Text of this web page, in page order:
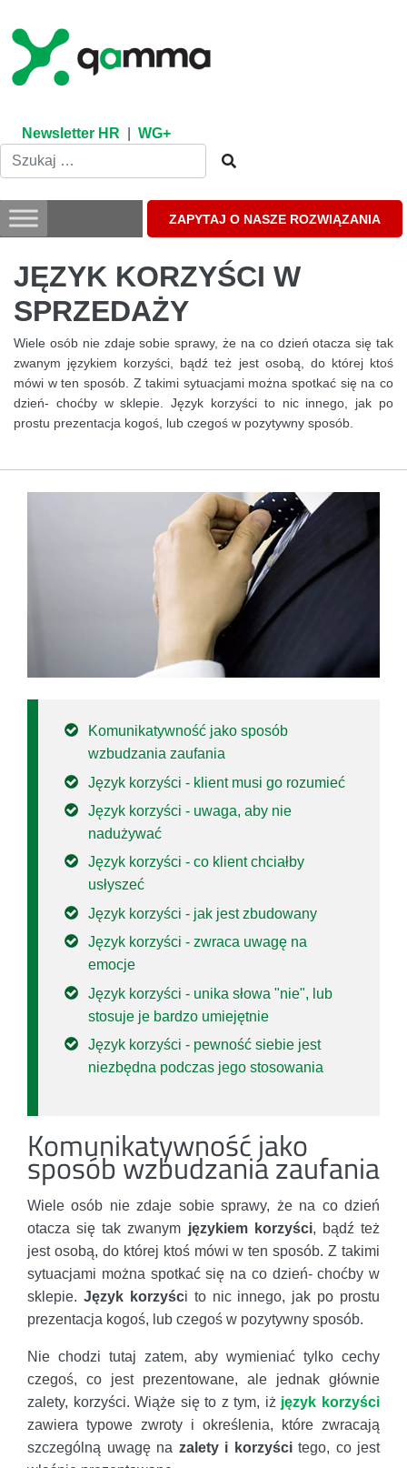
content
Newsletter HR WG+
ZAPYTAJ O NASZE ROZWIĄZANIA
JĘZYK KORZYŚCI W
SPRZEDAŻY
Wiele osób nie zdaje sobie sprawy, że na co dzień otacza się tak
zwanym językiem korzyści, bądź też jest osobą, do której ktoś
mówi w ten sposób. Z takimi sytuacjami można spotkać się na co
dzień- choćby w sklepie. Język korzyści to nic innego, jak po
prostu prezentacja kogoś, lub czegoś w pozytywny sposób.
Komunikatywność jako sposób
wzbudzania zaufania
Język korzyści - klient musi go rozumieć
Język korzyści - uwaga, aby nie
nadużywać
Język korzyści - co klient chciałby
usłyszeć
Język korzyści - jak jest zbudowany
Język korzyści - zwraca uwagę na
emocje
Język korzyści - unika słowa "nie", lub
stosuje je bardzo umiejętnie
Język korzyści - pewność siebie jest
niezbędna podczas jego stosowania
Komunikatywność jako
sposób wzbudzania zaufania
Wiele osób nie zdaje sobie sprawy, że na co dzień
otacza się tak zwanym językiem korzyści, bądź też
jest osobą, do której ktoś mówi w ten sposób. Z takimi
sytuacjami można spotkać się na co dzień- choćby w
sklepie. Język korzyści to nic innego, jak po prostu
prezentacja kogoś, lub czegoś w pozytywny sposób.
Nie chodzi tutaj zatem, aby wymieniać tylko cechy
czegoś, co jest prezentowane, ale jednak głównie
zalety, korzyści. Wiąże się to z tym, iż język korzyści
zawiera typowe zwroty i określenia, które zwracają
szczególną uwagę na zalety i korzyścitego, co jest